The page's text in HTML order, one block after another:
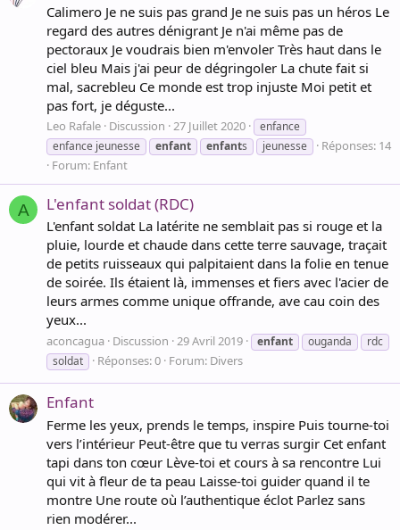
Calimero Je ne suis pas grand Je ne suis pas un héros Le
regard des autres dénigrant Je n'ai même pas de
pectoraux Je voudrais bien m'envoler Très haut dans le
ciel bleu Mais j'ai peur de dégringoler La chute fait si
mal, sacrebleu Ce monde est trop injuste Moi petit et
pas fort, je déguste...
Leo Rafale Discussion 27 Juillet 2020
enfance
enfance jeunesse
enfant enfants jeunesse
Réponses: 14
Forum: Enfant
A L'enfant soldat (RDC)
L'enfant soldat La latérite ne semblait pas si rouge et la
pluie, lourde et chaude dans cette terre sauvage, traçait
de petits ruisseaux qui palpitaient dans la folie en tenue
de soirée. Ils étaient là, immenses et fiers avec l'acier de
leurs armes comme unique offrande, ave cau coin des
yeux...
aconcagua Discussion 29 Avril 2019 enfant ouganda
rdc
soldat
Réponses: 0 Forum: Divers
Enfant
Ferme les yeux, prends le temps, inspire Puis tourne-toi
vers l’intérieur Peut-être que tu verras surgir Cet enfant
tapi dans ton cœur Lève-toi et cours à sa rencontre Lui
qui vit à fleur de ta peau Laisse-toi guider quand il te
montre Une route où l’authentique éclot Parlez sans
rien modérer...